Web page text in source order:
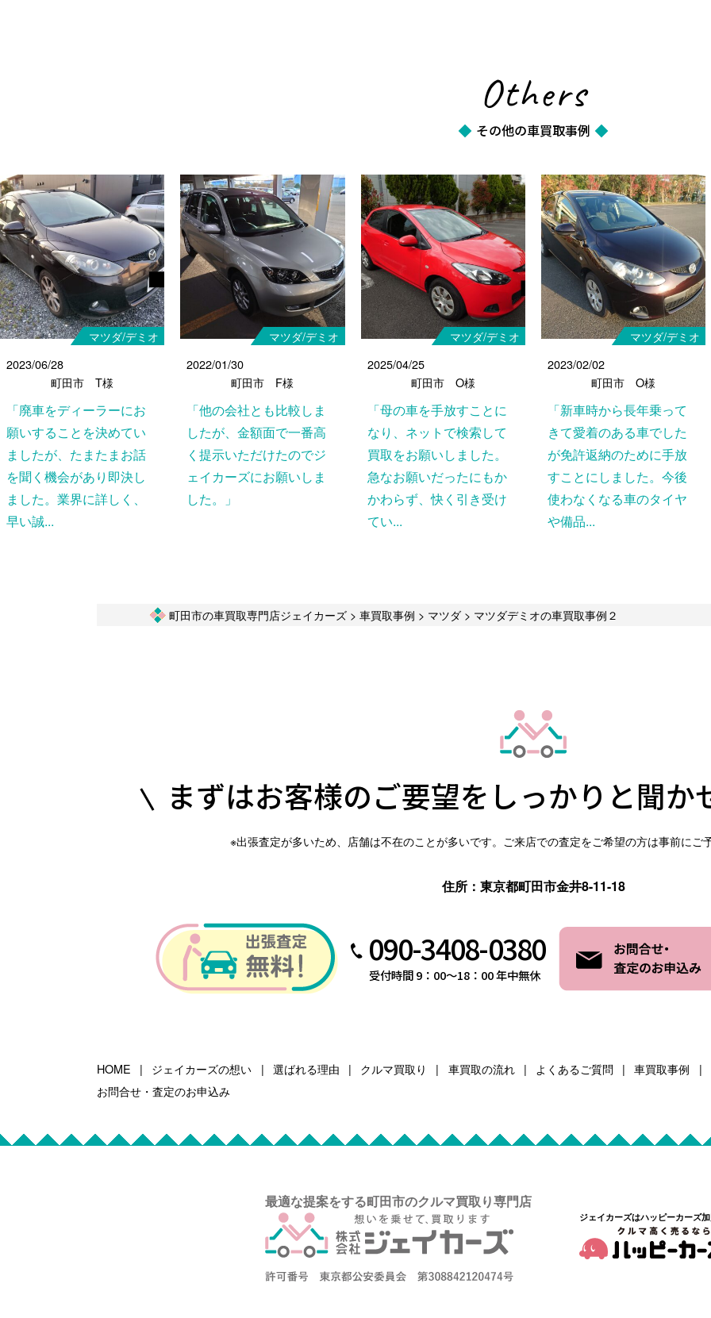
Others
その他の車買取事例
マツダ/デミオ
2023/06/28
町田市 T様
「廃車をディーラーにお
願いすることを決めてい
ましたが、たまたまお話
を聞く機会があり即決し
ました。業界に詳しく、
早い誠...
マツダ/デミオ
2022/01/30
町田市 F様
「他の会社とも比較しま
したが、金額面で一番高
く提示いただけたのでジ
ェイカーズにお願いしま
した。」
マツダ/デミオ
2025/04/25
町田市 O様
「母の車を手放すことに
なり、ネットで検索して
買取をお願いしました。
急なお願いだったにもか
かわらず、快く引き受け
てい...
マツダ/デミオ
2023/02/02
町田市 O様
「新車時から長年乗って
きて愛着のある車でした
が免許返納のために手放
すことにしました。今後
使わなくなる車のタイヤ
や備品...
町田市の車買取専門店ジェイカーズ > 車買取事例 > マツダ > マツダデミオの車買取事例２
まずはお客様のご要望を しっかりと聞か
※出張査定が多いため、店舗は不在のことが多いです。ご来店での査定をご希望の方は事前にご
住所：東京都町田市金井8-11-18
090-3408-0380
受付時間 9：00～18：00 年中無休
HOME ジェイカーズの想い 選ばれる理由 クルマ買取り 車買取の流れ よくあるご質問 車買取事例
お問合せ・査定のお申込み
最適な提案をする町田市のクルマ買取り専門店
ジェイカーズはハッピーカーズ